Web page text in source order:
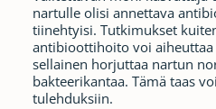
nartulle olisi annettava
tiinehtyisi. Tutkimukset
antibioottihoito voi aiheuttaa
sellainen horjuttaa nartun
bakteerikantaa. Tämä taas
tulehduksiin.